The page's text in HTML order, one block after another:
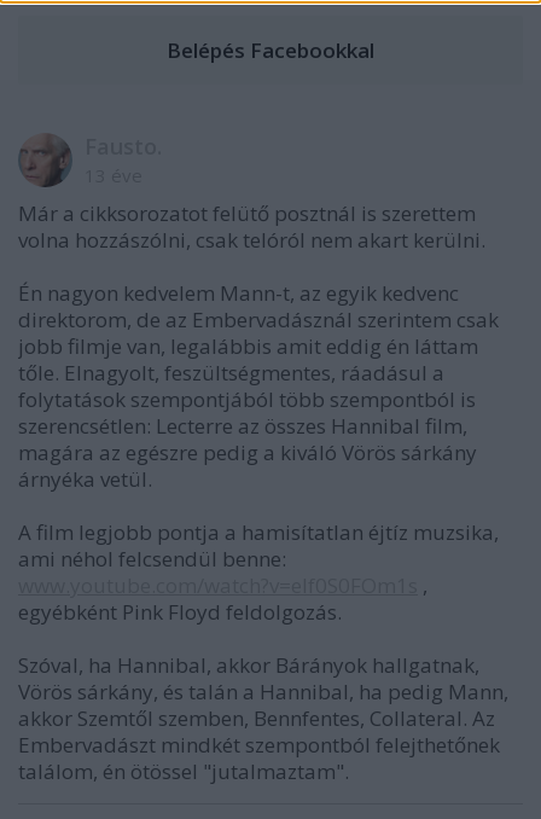
Már a cikksorozatot felütő posztnál is szerettem
volna hozzászólni, csak telóról nem akart kerülni.
Én nagyon kedvelem Mann-t, az egyik kedvenc
direktorom, de az Embervadásznál szerintem csak
jobb filmje van, legalábbis amit eddig én láttam
tőle. Elnagyolt, feszültségmentes, ráadásul a
folytatások szempontjából több szempontból is
szerencsétlen: Lecterre az összes Hannibal film,
magára az egészre pedig a kiváló Vörös sárkány
árnyéka vetül.
A film legjobb pontja a hamisítatlan éjtíz muzsika,
ami néhol felcsendül benne:
,
egyébként Pink Floyd feldolgozás.
Szóval, ha Hannibal, akkor Bárányok hallgatnak,
Vörös sárkány, és talán a Hannibal, ha pedig Mann,
akkor Szemtől szemben, Bennfentes, Collateral. Az
Embervadászt mindkét szempontból felejthetőnek
találom, én ötössel "jutalmaztam".